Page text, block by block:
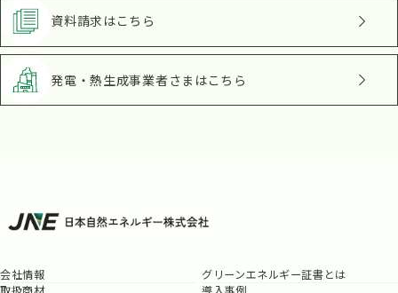
資料請求 はこちら
発電・熱生成事業者さま はこちら
会社情報
グリーンエネルギー証書とは